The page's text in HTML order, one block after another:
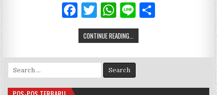
F
a
c
e
o
T
w
it
te
r
W
h
at
s
A
p
Li
n
e
CONTINUE READING...
for: